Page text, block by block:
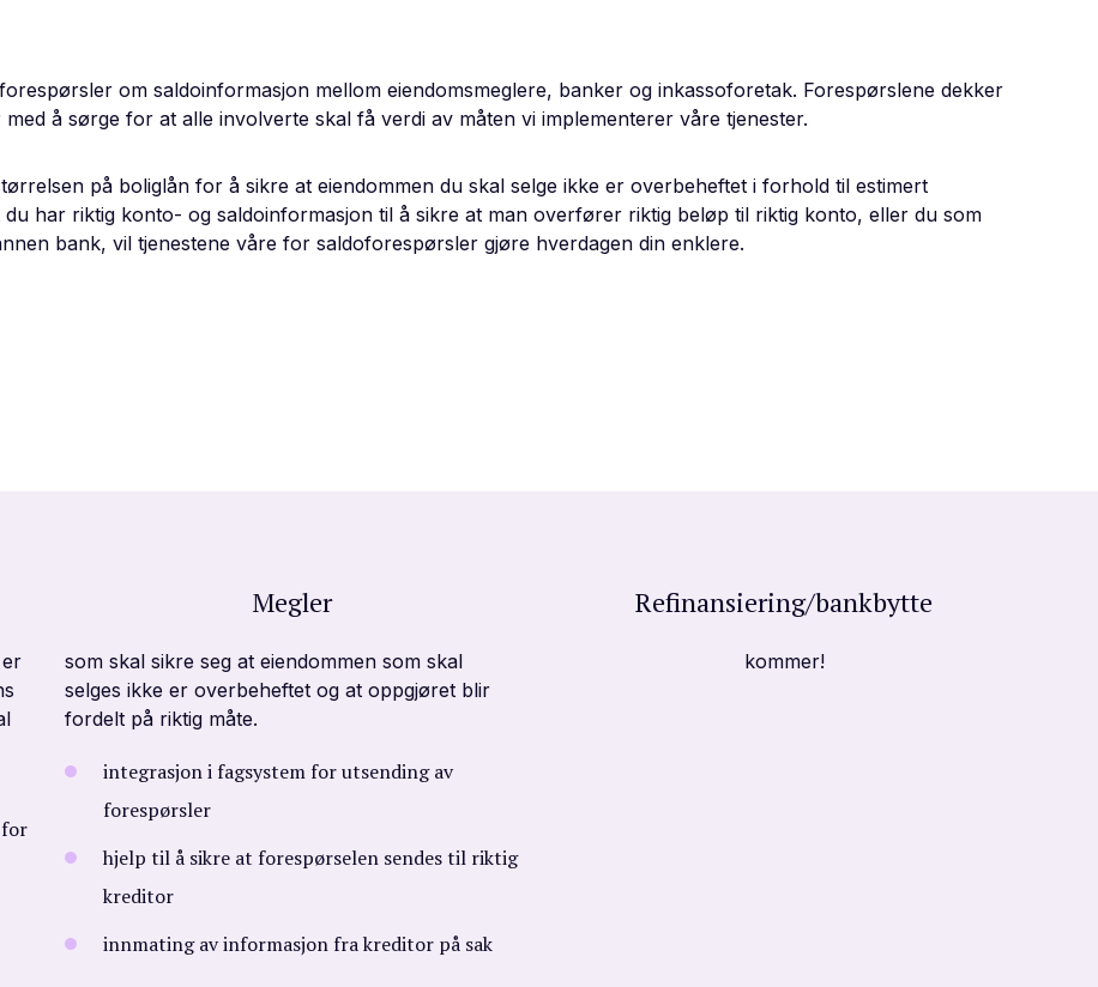
om saldoinformasjon mellom eiendomsmeglere, banker og inkassoforetak. Forespørslene dekker
å sørge for at alle involverte skal få verdi av måten vi implementerer våre tjenester.
på boliglån for å sikre at eiendommen du skal selge ikke er overbeheftet i forhold til estimert
har riktig konto- og saldoinformasjon til å sikre at man overfører riktig beløp til riktig konto, eller du som
bank, vil tjenestene våre for saldoforespørsler gjøre hverdagen din enklere.
Megler
som skal sikre seg at eiendommen som skal
selges ikke er overbeheftet og at oppgjøret blir
fordelt på riktig måte.
integrasjon i fagsystem for utsending av
forespørsler
hjelp til å sikre at forespørselen sendes til riktig
kreditor
innmating av informasjon fra kreditor på sak
Refinansiering/bankbytte
kommer!